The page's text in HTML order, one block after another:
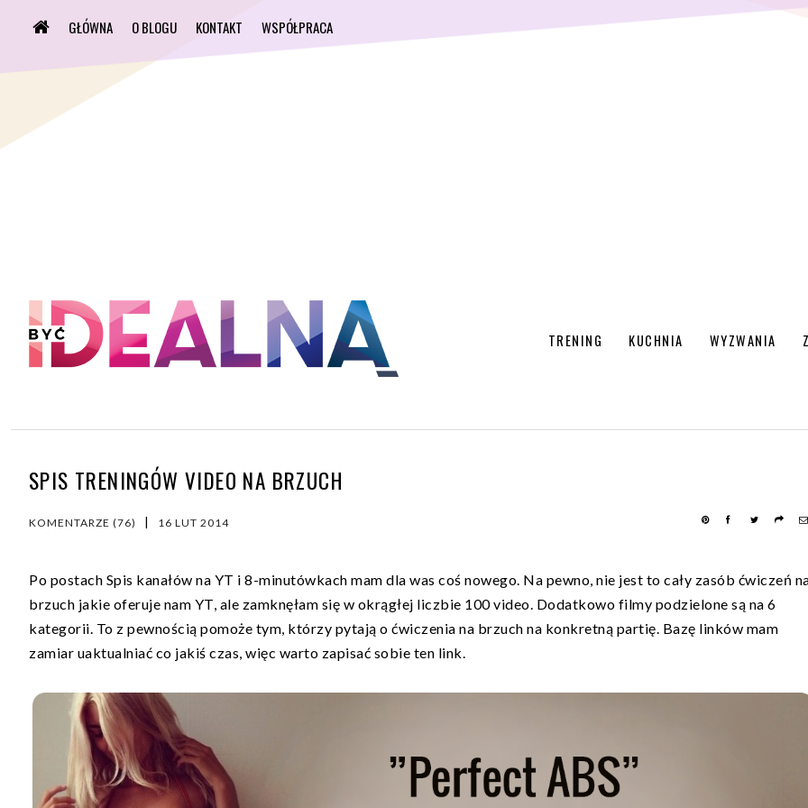
GŁÓWNA O BLOGU KONTAKT WSPÓŁPRACA
TRENING KUCHNIA WYZWANIA
SPIS TRENINGÓW VIDEO NA BRZUCH
KOMENTARZE (76) | 16 LUT 2014
Po postach Spis kanałów na YT i 8-minutówkach mam dla was coś nowego. Na pewno, nie jest to cały zasób ćwiczeń
brzuch jakie oferuje nam YT, ale zamknęłam się w okrągłej liczbie 100 video. Dodatkowo filmy podzielone są na 6
kategorii. To z pewnością pomoże tym, którzy pytają o ćwiczenia na brzuch na konkretną partię. Bazę linków mam
zamiar uaktualniać co jakiś czas, więc warto zapisać sobie ten link.